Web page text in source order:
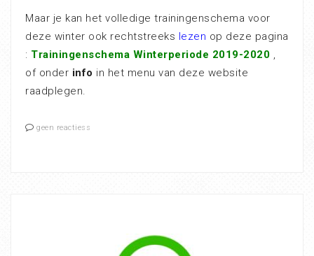
Maar je kan het volledige trainingenschema voor
deze winter ook rechtstreeks lezen op deze pagina
: Trainingenschema Winterperiode 2019-2020 ,
of onder info in het menu van deze website
raadplegen.
geen reactiess